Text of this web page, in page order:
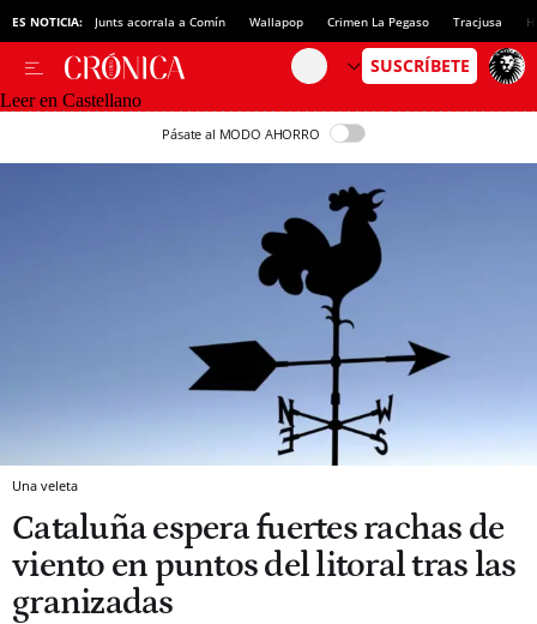
ES NOTICIA: Junts acorrala a Comín Wallapop Crimen La Pegaso Tracjusa
Leer en Castellano
Pásate al MODO AHORRO
Una veleta
Cataluña espera fuertes rachas de
viento en puntos del litoral tras las
granizadas